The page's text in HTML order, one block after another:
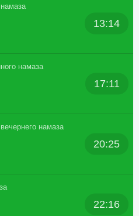
13:14
намаза
17:11
намаза
20:25
22:16